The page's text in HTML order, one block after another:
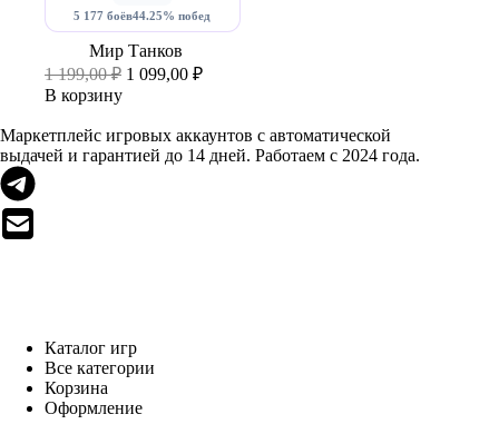
5 177 боёв44.25% побед
Мир Танков
1 199,00₽ Первоначальная
1
199,00 ₽.
1 099,00 ₽Текущая
099,00 ₽.
В корзину
Маркетплейс игровых аккаунтов с автоматической
выдачей и гарантией до 14 дней. Работаем с 2024 года.
Каталог игр
Все категории
Корзина
Оформление